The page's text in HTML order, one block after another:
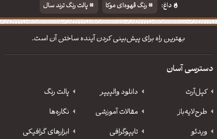
داغ: رنگ قهوه‌ای موکا
پالت رنگ ترند سال
دانلود والپیپر مذهبی
تایپوگرافی شعر مولانا
بهترین راه برای پیش‌بینی کردن آینده ساختن آن است.
دسترسی آسان
کپل‌آرت دانلود‌ والپیپر
پالت رنگ
طرح‌لایه‌باز
مقالات آموزشی
نگاره‌ها
ویدئو
‌تایپوگرافی
ابزارهای گرافیکی